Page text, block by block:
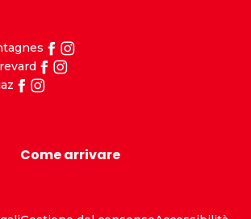
Come arrivare